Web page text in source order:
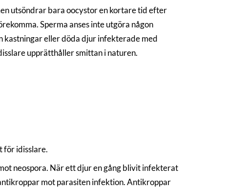
utsöndrar bara oocystor en kortare tid efter
Sperma anses inte utgöra någon
eller döda djur infekterade med
upprätthåller smittan i naturen.
för idisslare.
neospora. När ett djur en gång blivit infekterat
mot parasiten infektion. Antikroppar